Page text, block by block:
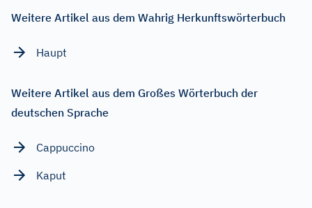
Weitere Artikel aus dem Wahrig Herkunftswörterbuch
Haupt
Weitere Artikel aus dem Großes Wörterbuch der
deutschen Sprache
Cappuccino
Kaput